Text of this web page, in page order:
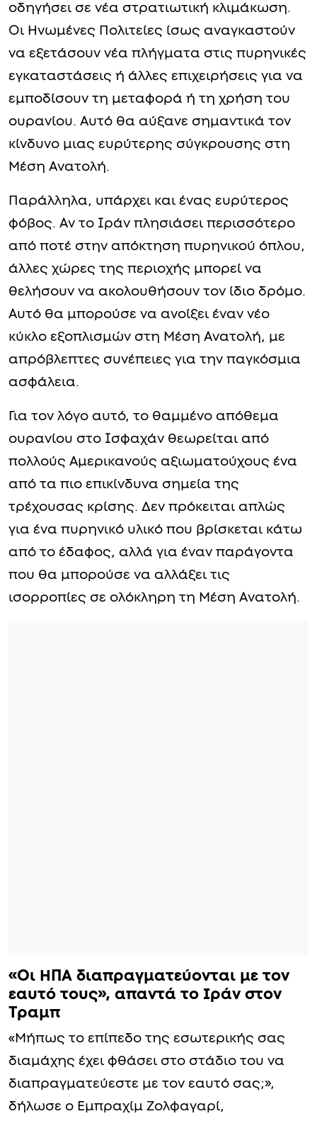
οδηγήσει σε νέα στρατιωτική κλιμάκωση.
Οι Ηνωμένες Πολιτείες ίσως αναγκαστούν
να εξετάσουν νέα πλήγματα στις πυρηνικές
εγκαταστάσεις ή άλλες επιχειρήσεις για να
εμποδίσουν τη μεταφορά ή τη χρήση του
ουρανίου. Αυτό θα αύξανε σημαντικά τον
κίνδυνο μιας ευρύτερης σύγκρουσης στη
Μέση Ανατολή.
Παράλληλα, υπάρχει και ένας ευρύτερος
φόβος. Αν το Ιράν πλησιάσει περισσότερο
από ποτέ στην απόκτηση πυρηνικού όπλου,
άλλες χώρες της περιοχής μπορεί να
θελήσουν να ακολουθήσουν τον ίδιο δρόμο.
Αυτό θα μπορούσε να ανοίξει έναν νέο
κύκλο εξοπλισμών στη Μέση Ανατολή, με
απρόβλεπτες συνέπειες για την παγκόσμια
ασφάλεια.
Για τον λόγο αυτό, το θαμμένο απόθεμα
ουρανίου στο Ισφαχάν θεωρείται από
πολλούς Αμερικανούς αξιωματούχους ένα
από τα πιο επικίνδυνα σημεία της
τρέχουσας κρίσης. Δεν πρόκειται απλώς
για ένα πυρηνικό υλικό που βρίσκεται κάτω
από το έδαφος, αλλά για έναν παράγοντα
που θα μπορούσε να αλλάξει τις
ισορροπίες σε ολόκληρη τη Μέση Ανατολή.
«Οι ΗΠΑ διαπραγματεύονται με τον
εαυτό τους», απαντά το Ιράν στον
Τραμπ
«Μήπως το επίπεδο της εσωτερικής σας
διαμάχης έχει φθάσει στο στάδιο του να
διαπραγματεύεστε με τον εαυτό σας;»,
δήλωσε ο Εμπραχίμ Ζολφαγαρί,